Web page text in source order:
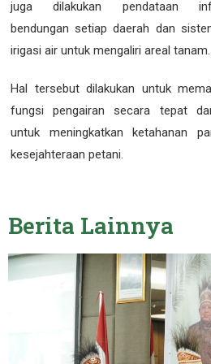
juga dilakukan pendataan
bendungan setiap daerah dan
irigasi air untuk mengaliri areal tanam.
Hal tersebut dilakukan untuk
fungsi pengairan secara tepat
untuk meningkatkan ketahanan
kesejahteraan petani.
Berita Lainnya